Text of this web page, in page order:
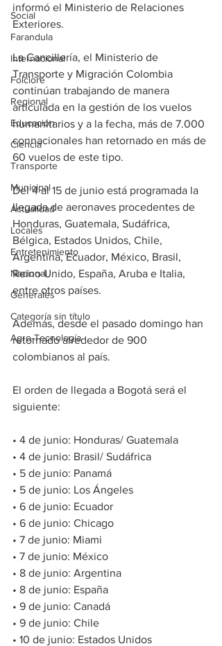
Social
Farandula
Internacional
Folclore
Regional
Educación
Ciencia
Transporte
Municipal
Actualidad
Locales
Entretenimiento
Nacional
Generales
Categoría sin título
Agro-Tecnología
informó el Ministerio de Relaciones
Exteriores.
La Cancillería, el Ministerio de
Transporte y Migración Colombia
continúan trabajando de manera
articulada en la gestión de los vuelos
humanitarios y a la fecha, más de 7.000
connacionales han retornado en más de
60 vuelos de este tipo.
Del 4 al 15 de junio está programada la
llegada de aeronaves procedentes de
Honduras, Guatemala, Sudáfrica,
Bélgica, Estados Unidos, Chile,
Argentina, Ecuador, México, Brasil,
Reino Unido, España, Aruba e Italia,
entre otros países.
Además, desde el pasado domingo han
retornado alrededor de 900
colombianos al país.
El orden de llegada a Bogotá será el
siguiente:
• 4 de junio: Honduras/ Guatemala
• 4 de junio: Brasil/ Sudáfrica
• 5 de junio: Panamá
• 5 de junio: Los Ángeles
• 6 de junio: Ecuador
• 6 de junio: Chicago
• 7 de junio: Miami
• 7 de junio: México
• 8 de junio: Argentina
• 8 de junio: España
• 9 de junio: Canadá
• 9 de junio: Chile
• 10 de junio: Estados Unidos